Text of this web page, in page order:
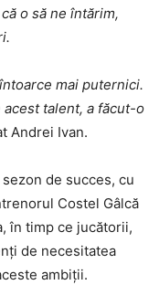
o să ne întărim,
mai puternici.
acest talent, a făcut-o
Andrei Ivan.
de succes, cu
Costel Gâlcă
în timp ce jucătorii,
de necesitatea
ambiții.